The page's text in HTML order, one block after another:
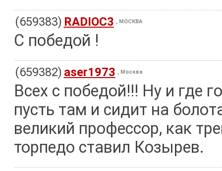
(659383) RADIOC3 , МОСКВА
С победой !
(659382) aser1973 , Москва
Всех с победой!!! Ну и где
пусть там и сидит на
великий профессор, как
торпедо ставил Козырев.